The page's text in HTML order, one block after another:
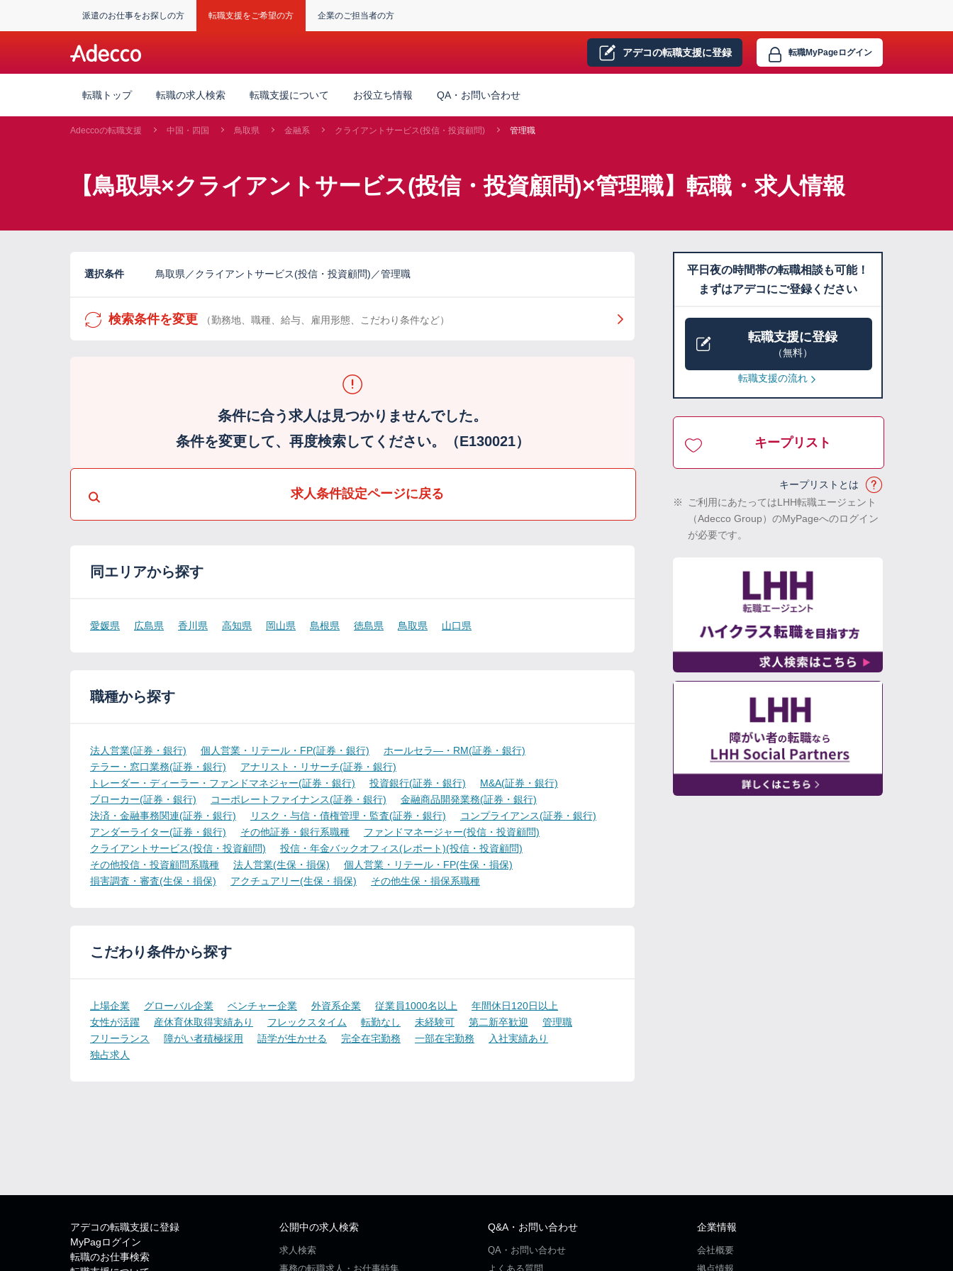
派遣のお仕事をお探しの方 転職支援をご希望の方 企業のご担当者の方
アデコの転職支援に登録 転職MyPageログイン
転職トップ 転職の求人検索 転職支援について お役立ち情報 QA・お問い合わせ
Adeccoの転職支援 中国・四国 鳥取県 金融系 クライアントサービス(投信・投資顧問) 管理職
【鳥取県×クライアントサービス(投信・投資顧問)×管理職】転職・求人情報
選択条件 鳥取県／クライアントサービス(投信・投資顧問)／管理職
検索条件を変更 （勤務地、職種、給与、雇用形態、こだわり条件など）
条件に合う求人は見つかりませんでした。
条件を変更して、再度検索してください。（E130021）
求人条件設定ページに戻る
同エリアから探す
愛媛県 広島県 香川県 高知県 岡山県 島根県 徳島県 鳥取県 山口県
職種から探す
法人営業(証券・銀行) 個人営業・リテール・FP(証券・銀行)
ホールセラ―・RM(証券・銀行)
テラー・窓口業務(証券・銀行)
アナリスト・リサーチ(証券・銀行)
トレーダー・ディーラー・ファンドマネジャー(証券・銀行)
投資銀行(証券・銀行)
M&A(証券・銀行)
ブローカー(証券・銀行)
コーポレートファイナンス(証券・銀行)
金融商品開発業務(証券・銀行)
決済・金融事務関連(証券・銀行)
リスク・与信・債権管理・監査(証券・銀行)
コンプライアンス(証券・銀行)
アンダーライター(証券・銀行)
その他証券・銀行系職種
ファンドマネージャー(投信・投資顧問)
クライアントサービス(投信・投資顧問)
投信・年金バックオフィス(レポート)(投信・投資顧問)
その他投信・投資顧問系職種
法人営業(生保・損保)
個人営業・リテール・FP(生保・損保)
損害調査・審査(生保・損保)
アクチュアリー(生保・損保) その他生保・損保系職種
こだわり条件から探す
上場企業 グローバル企業 ベンチャー企業 外資系企業 従業員1000名以上
年間休日120日以上
女性が活躍
産休育休取得実績あり フレックスタイム 転勤なし 未経験可 第二新卒歓迎
管理職
フリーランス
障がい者積極採用 語学が生かせる 完全在宅勤務 一部在宅勤務
入社実績あり
独占求人
平日夜の時間帯の転職相談も可能！
まずはアデコにご登録ください
転職支援に登録
（無料）
転職支援の流れ
キープリスト
キープリストとは
※
ご利用にあたってはLHH転職エージェント
（Adecco Group）のMyPageへのログイン
が必要です。
アデコの転職支援に登録
MyPagログイン
転職のお仕事検索
公開中の求人検索
求人検索
事務の転職求人・お仕事特集
Q&A・お問い合わせ
QA・お問い合わせ
よくある質問
企業情報
会社概要
拠点情報